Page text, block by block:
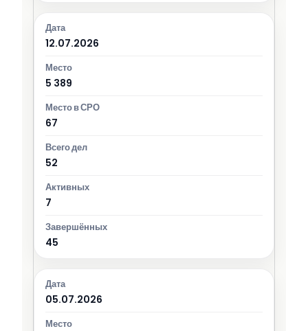
12.07.2026
5 389
67
52
7
45
05.07.2026